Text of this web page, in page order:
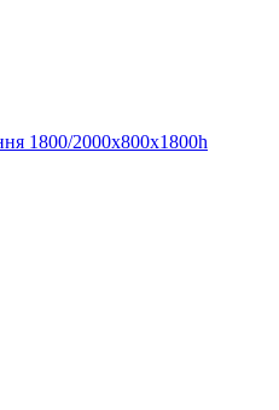
1800/2000х800х1800h